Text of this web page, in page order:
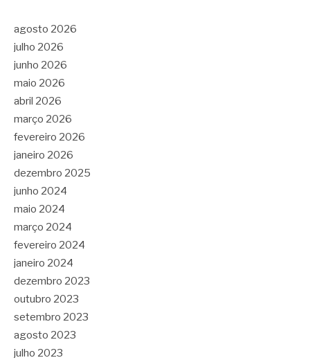
agosto 2026
julho 2026
junho 2026
maio 2026
abril 2026
março 2026
fevereiro 2026
janeiro 2026
dezembro 2025
junho 2024
maio 2024
março 2024
fevereiro 2024
janeiro 2024
dezembro 2023
outubro 2023
setembro 2023
agosto 2023
julho 2023